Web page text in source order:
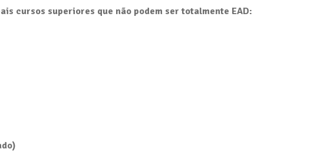
cursos superiores que não podem ser totalmente EAD: